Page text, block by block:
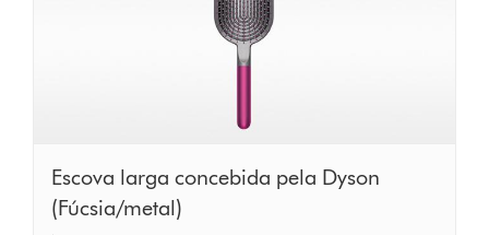
Escova
larga
Escova larga concebida pela Dyson
(Fúcsia/metal)